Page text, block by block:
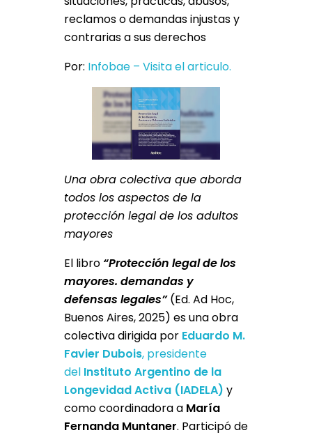
reclamos o demandas injustas y
contrarias a sus derechos
Por: Infobae – Visita el articulo.
Una obra colectiva que aborda
todos los aspectos de la
protección legal de los adultos
mayores
El libro “Protección legal de los
mayores. demandas y
defensas legales”(Ed. Ad Hoc,
Buenos Aires, 2025) es una obra
colectiva dirigida por Eduardo M.
Favier Dubois, presidente
del Instituto Argentino de la
Longevidad Activa (IADELA) y
como coordinadora aMaría
Fernanda Muntaner. Participó de